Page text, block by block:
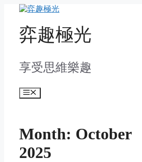
content弈趣極光
享受思維樂趣
Menu
Month: October
2025